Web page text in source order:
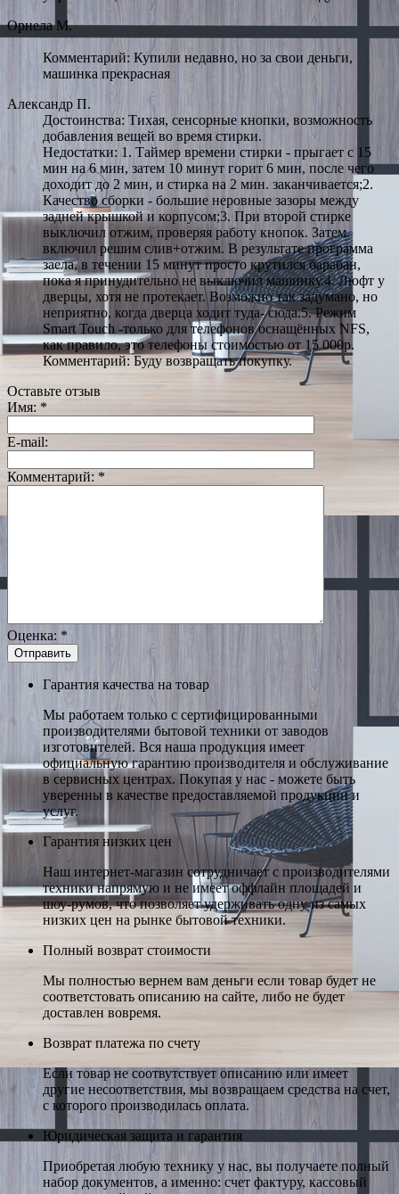
Орнела М.
Комментарий: Купили недавно, но за свои деньги,
машинка прекрасная
Александр П.
Достоинства: Тихая, сенсорные кнопки, возможность
добавления вещей во время стирки.
Недостатки: 1. Таймер времени стирки - прыгает с 15
мин на 6 мин, затем 10 минут горит 6 мин, после чего
доходит до 2 мин, и стирка на 2 мин. заканчивается;2.
Качество сборки - большие неровные зазоры между
задней крышкой и корпусом;3. При второй стирке
выключил отжим, проверяя работу кнопок. Затем
включил решим слив+отжим. В результате программа
заела, в течении 15 минут просто крутился барабан,
пока я принудительно не выключил машинку.4. Люфт у
дверцы, хотя не протекает. Возможно так задумано, но
неприятно, когда дверца ходит туда- сюда.5. Режим
Smart Touch -только для телефонов оснащённых NFS,
как правило, это телефоны стоимостью от 15 000р.
Комментарий: Буду возвращать покупку.
Оставьте отзыв
Имя: *
E-mail:
Комментарий: *
Оценка: *
Гарантия качества на товар
Мы работаем только с сертифицированными
производителями бытовой техники от заводов
изготовителей. Вся наша продукция имеет
официальную гарантию производителя и обслуживание
в сервисных центрах. Покупая у нас - можете быть
уверенны в качестве предоставляемой продукции и
услуг.
Гарантия низких цен
Наш интернет-магазин сотрудничает с производителями
техники напрямую и не имеет оффлайн площадей и
шоу-румов, что позволяет удерживать одну из самых
низких цен на рынке бытовой техники.
Полный возврат стоимости
Мы полностью вернем вам деньги если товар будет не
соответстовать описанию на сайте, либо не будет
доставлен вовремя.
Возврат платежа по счету
Если товар не соотвутствует описанию или имеет
другие несоответствия, мы возвращаем средства на счет,
с которого производилась оплата.
Юридическая защита и гарантия
Приобретая любую технику у нас, вы получаете полный
набор документов, а именно: счет фактуру, кассовый